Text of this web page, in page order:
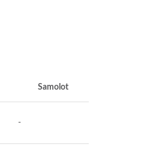
Samolot
-